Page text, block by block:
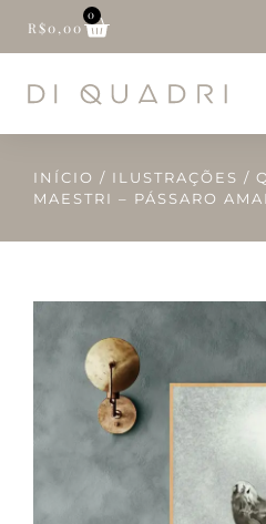
R$0,00
0
INÍCIO / ILUSTRAÇÕES /
MAESTRI – PÁSSARO